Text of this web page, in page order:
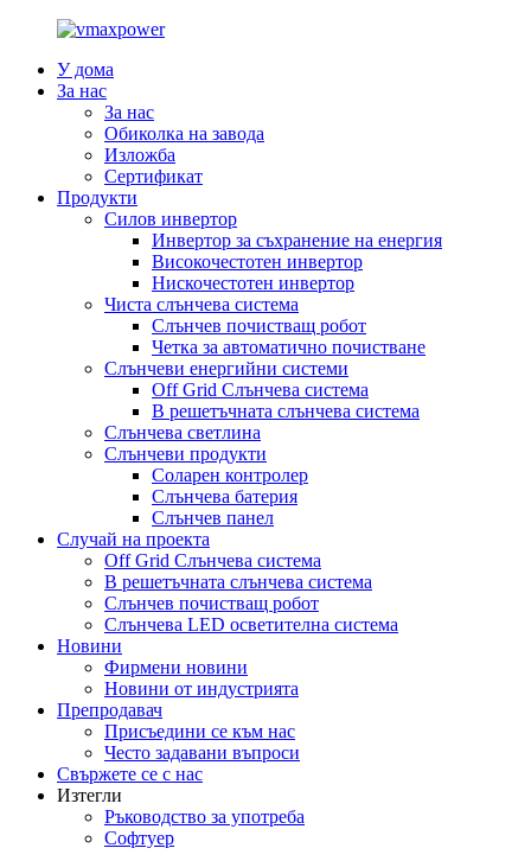
У дома
За нас
За нас
Обиколка на завода
Изложба
Сертификат
Продукти
Силов инвертор
Инвертор за съхранение на енергия
Високочестотен инвертор
Нискочестотен инвертор
Чиста слънчева система
Слънчев почистващ робот
Четка за автоматично почистване
Слънчеви енергийни системи
Off Grid Слънчева система
В решетъчната слънчева система
Слънчева светлина
Слънчеви продукти
Соларен контролер
Слънчева батерия
Слънчев панел
Случай на проекта
Off Grid Слънчева система
В решетъчната слънчева система
Слънчев почистващ робот
Слънчева LED осветителна система
Новини
Фирмени новини
Новини от индустрията
Препродавач
Присъедини се към нас
Често задавани въпроси
Свържете се с нас
Изтегли
Ръководство за употреба
Софтуер